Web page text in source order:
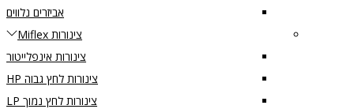
אביזרים נלווים
צינורות Miflex
צינורות אינפלייטור
צינורות לחץ גבוה HP
צינורות לחץ נמוך LP